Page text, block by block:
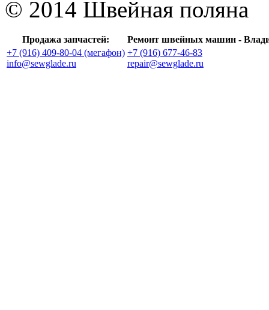
© 2014 Швейная поляна
Продажа запчастей:
Ремонт швейных машин -
+7 (916) 409-80-04 (мегафон)
info@sewglade.ru
+7 (916) 677-46-83
repair@sewglade.ru